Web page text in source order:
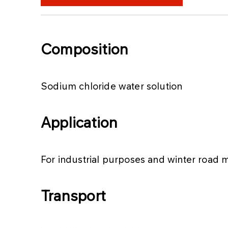
Composition
Sodium chloride water solution
Application
For industrial purposes and winter road
Transport